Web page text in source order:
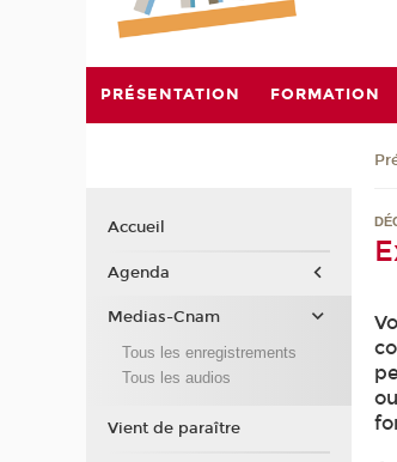
PRÉSENTATION FORMATION
Accueil
Agenda
Medias-Cnam
Tous les enregistrements
Tous les audios
Vient de paraître